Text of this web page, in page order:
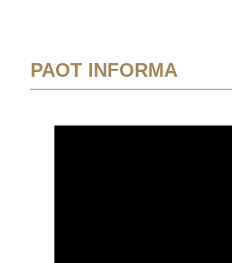
PAOT INFORMA